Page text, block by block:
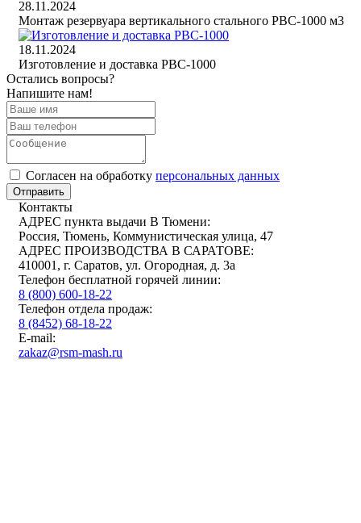
28.11.2024
Монтаж резервуара вертикального стального РВС-1000 м3
18.11.2024
Изготовление и доставка РВС-1000
Остались вопросы?
Напишите нам!
Cогласен на обработку персональных данных
Отправить
Контакты
АДРЕС пункта выдачи В Тюмени:
Россия, Тюмень, Коммунистическая улица, 47
АДРЕС ПРОИЗВОДСТВА В САРАТОВЕ:
410001, г. Саратов, ул. Огородная, д. 3а
Телефон бесплатной горячей линии:
8 (800) 600-18-22
Телефон отдела продаж:
8 (8452) 68-18-22
E-mail:
zakaz@rsm-mash.ru